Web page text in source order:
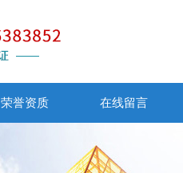
荣誉资质 在线留言